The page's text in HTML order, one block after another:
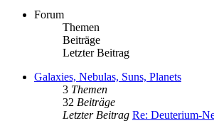
Forum
Themen
Beiträge
Letzter Beitrag
Galaxies, Nebulas, Suns, Planets
3 Themen
32 Beiträge
Letzter Beitrag Re: Deuterium-